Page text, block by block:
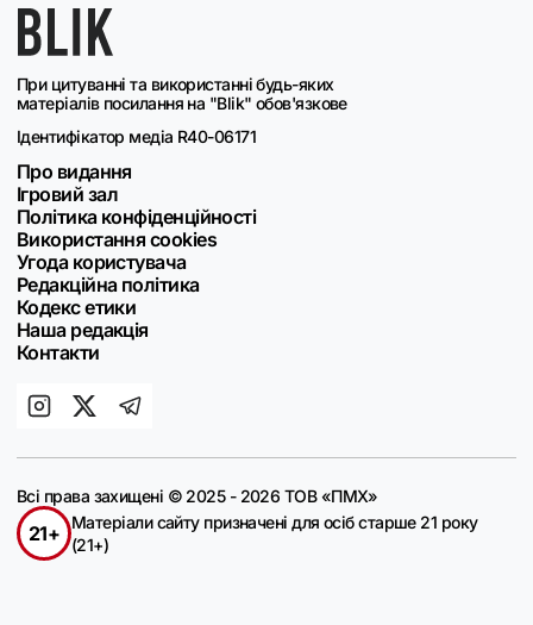
При цитуванні та використанні будь-яких
матеріалів посилання на "Blik" обов'язкове
Ідентифікатор медіа R40-06171
Про видання
Ігровий зал
Політика конфіденційності
Використання cookies
Угода користувача
Редакційна політика
Кодекс етики
Наша редакція
Контакти
Всі права захищені © 2025 - 2026 ТОВ «ПМХ»
21+
Матеріали сайту призначені для осіб старше 21 року
(21+)